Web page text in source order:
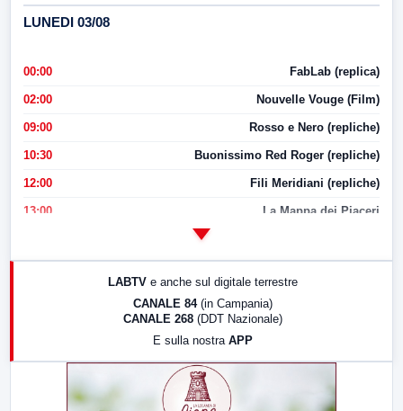
LUNEDI 03/08
00:00 FabLab (replica)
02:00 Nouvelle Vouge (Film)
09:00 Rosso e Nero (repliche)
10:30 Buonissimo Red Roger (repliche)
12:00 Fili Meridiani (repliche)
13:00 La Mappa dei Piaceri
LABTV e anche sul digitale terrestre
CANALE 84 (in Campania)
CANALE 268 (DDT Nazionale)
E sulla nostra APP